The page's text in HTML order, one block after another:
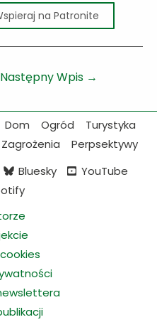
na Patronite
Następny Wpis →
Dom Ogród
Turystyka
Zagrożenia
Perpsektywy
Bluesky
YouTube